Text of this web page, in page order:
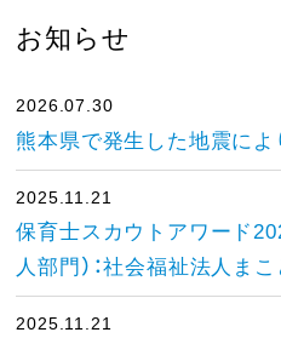
お知らせ
2026.07.30
熊本県で発生した地震に
2025.11.21
保育士スカウトアワード
人部門）：社会福祉法人ま
2025.11.21